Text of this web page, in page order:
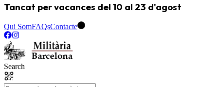
Tancat per vacances del 10 al 23 d'agost
Qui SomFAQsContacte
Search